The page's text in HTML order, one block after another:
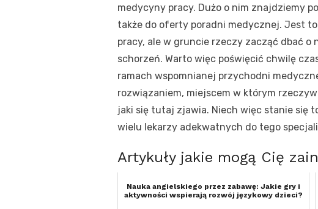
medycyny pracy. Dużo o nim znajdziemy
także do oferty poradni medycznej. Jest
pracy, ale w gruncie rzeczy zacząć dbać o
schorzeń. Warto więc poświęcić chwilę
ramach wspomnianej przychodni
rozwiązaniem, miejscem w którym
jaki się tutaj zjawia. Niech więc stanie się
wielu lekarzy adekwatnych do tego
Artykuły jakie mogą Cię
Nauka angielskiego przez zabawę: Jakie gry i
aktywności wspierają rozwój językowy dzieci?